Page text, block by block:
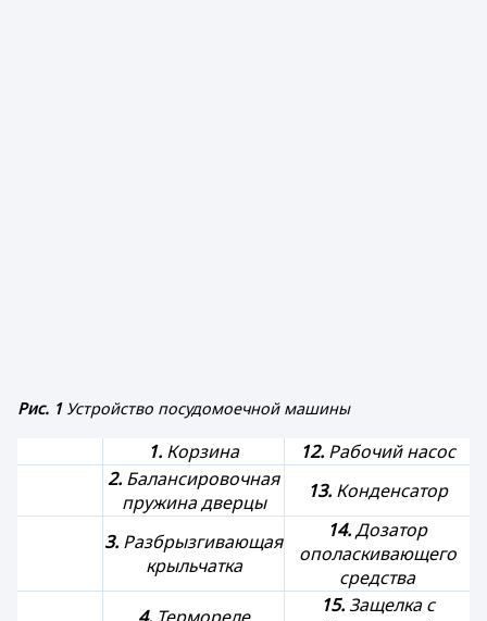
Рис. 1Устройство посудомоечной машины
1. Корзина 12.Рабочий насос
2. Балансировочная
пружина дверцы
13.Конденсатор
3. Разбрызгивающая
крыльчатка
14.Дозатор
ополаскивающего
средства
15.Защелка с